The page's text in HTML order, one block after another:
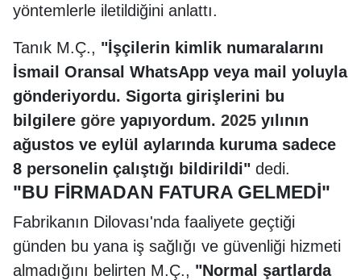
yöntemlerle iletildiğini anlattı.
Tanık M.Ç., "İşçilerin kimlik numaralarını
İsmail Oransal WhatsApp veya mail yoluyla
gönderiyordu. Sigorta girişlerini bu
bilgilere göre yapıyordum. 2025 yılının
ağustos ve eylül aylarında kuruma sadece
8 personelin çalıştığı bildirildi" dedi.
"BU FİRMADAN FATURA GELMEDİ"
Fabrikanın Dilovası'nda faaliyete geçtiği
günden bu yana iş sağlığı ve güvenliği hizmeti
almadığını belirten M.Ç., "Normal şartlarda